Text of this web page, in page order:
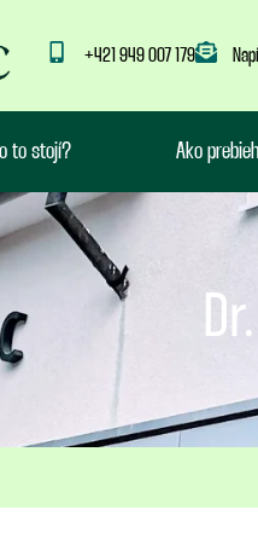
+421 949 007 179
to stojí? Ako